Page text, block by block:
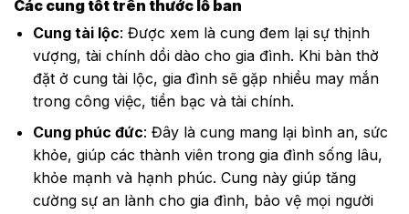
Các cung tốt trên thước lỗ ban
Cung tài lộc: Được xem là cung đem lại sự thịnh
vượng, tài chính dồi dào cho gia đình. Khi bàn thờ
đặt ở cung tài lộc, gia đình sẽ gặp nhiều may mắn
trong công việc, tiền bạc và tài chính.
Cung phúc đức: Đây là cung mang lại bình an, sức
khỏe, giúp các thành viên trong gia đình sống lâu,
khỏe mạnh và hạnh phúc. Cung này giúp tăng
cường sự an lành cho gia đình, bảo vệ mọi người